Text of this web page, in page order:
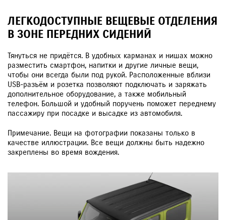
ЛЕГКОДОСТУПНЫЕ ВЕЩЕВЫЕ ОТДЕЛЕНИЯ
В ЗОНЕ ПЕРЕДНИХ СИДЕНИЙ
Тянуться не придётся. В удобных карманах и нишах можно
разместить смартфон, напитки и другие личные вещи,
чтобы они всегда были под рукой. Расположенные вблизи
USB-разъём и розетка позволяют подключать и заряжать
дополнительное оборудование, а также мобильный
телефон. Большой и удобный поручень поможет переднему
пассажиру при посадке и высадке из автомобиля.
Примечание. Вещи на фотографии показаны только в
качестве иллюстрации. Все вещи должны быть надежно
закреплены во время вождения.